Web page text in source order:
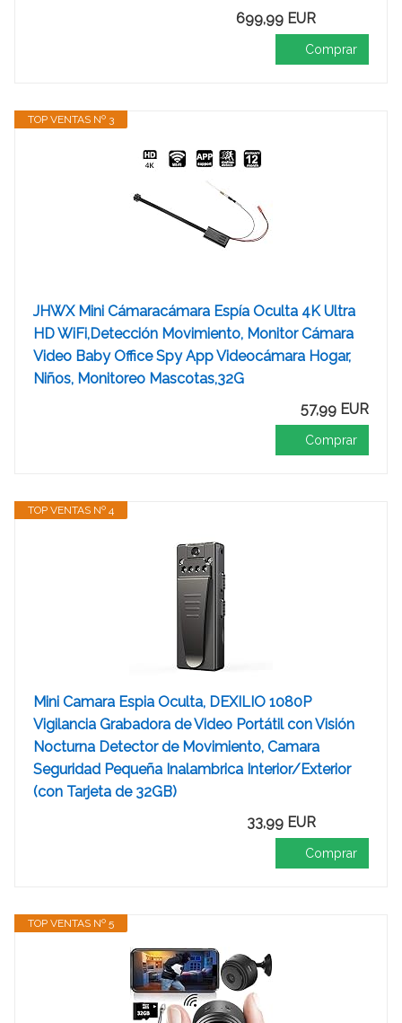
699,99 EUR
Comprar
TOP VENTAS Nº 3
JHWX Mini Cámaracámara Espía Oculta 4K Ultra
HD WiFi,Detección Movimiento, Monitor Cámara
Video Baby Office Spy App Videocámara Hogar,
Niños, Monitoreo Mascotas,32G
57,99 EUR
Comprar
TOP VENTAS Nº 4
Mini Camara Espia Oculta, DEXILIO 1080P
Vigilancia Grabadora de Video Portátil con Visión
Nocturna Detector de Movimiento, Camara
Seguridad Pequeña Inalambrica Interior/Exterior
(con Tarjeta de 32GB)
33,99 EUR
Comprar
TOP VENTAS Nº 5